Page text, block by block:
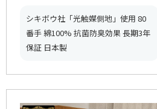
シキボウ社「光触媒側地」使用 80
番手 綿100% 抗菌防臭効果 長期3年
保証 日本製